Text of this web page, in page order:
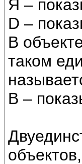
Я –
D –
В
таком
В –